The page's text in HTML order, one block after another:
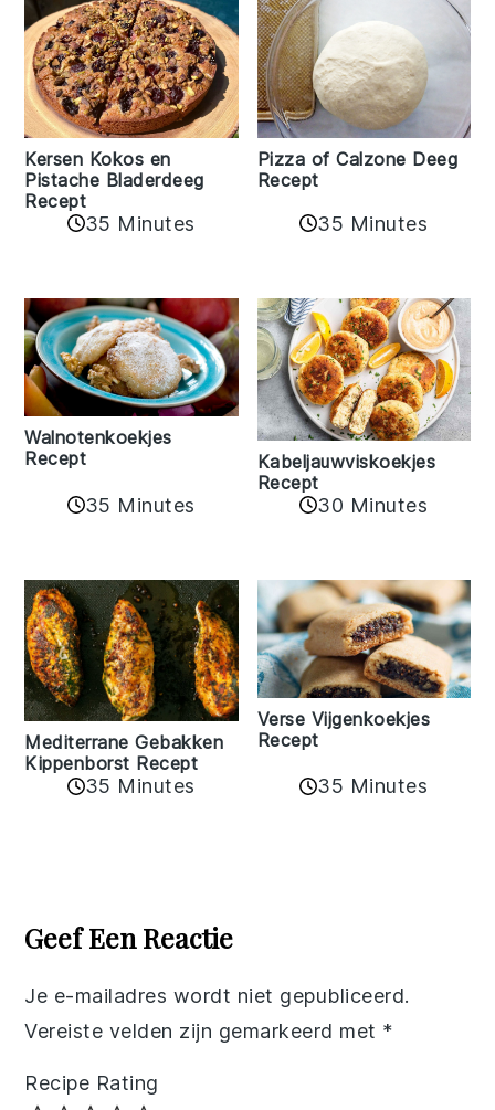
Kersen Kokos en
Pistache Bladerdeeg
Recept
35 Minutes
Pizza of Calzone Deeg
Recept
35 Minutes
Walnotenkoekjes
Recept
35 Minutes
Kabeljauwviskoekjes
Recept
30 Minutes
Mediterrane Gebakken
Kippenborst Recept
35 Minutes
Verse Vijgenkoekjes
Recept
35 Minutes
Interactions
Geef Een Reactie
Je e-mailadres wordt niet gepubliceerd.
Vereiste velden zijn gemarkeerd met *
Recipe Rating